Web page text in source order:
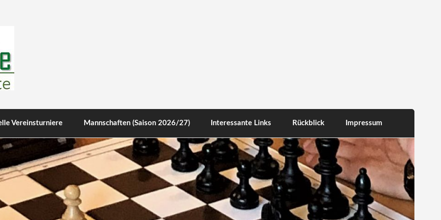
Vereinsturniere Mannschaften (Saison 2026/27) Interessante Links Rückblick Impressum